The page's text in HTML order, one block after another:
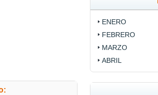
ENERO
FEBRERO
MARZO
ABRIL